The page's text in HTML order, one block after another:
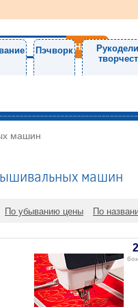
Пэчворк
машин
машин
По убыванию цены По